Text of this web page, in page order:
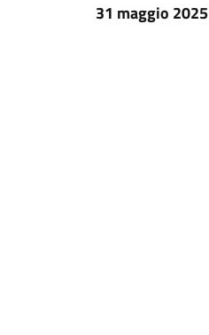
31 maggio 2025